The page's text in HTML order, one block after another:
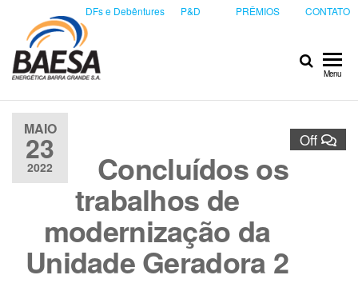
DFs e Debêntures P&D PRÊMIOS CONTATO
Menu
MAIO
23
2022
Off
Concluídos os
trabalhos de
modernização da
Unidade Geradora 2